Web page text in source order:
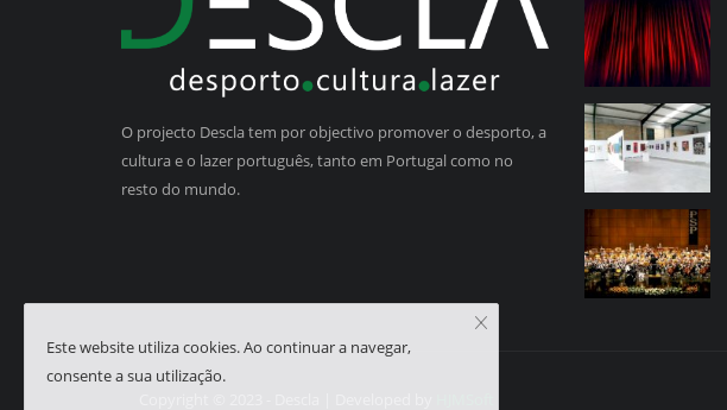
O projecto Descla tem por objectivo promover o desporto, a
cultura e o lazer português, tanto em Portugal como no
resto do mundo.
Este website utiliza cookies. Ao continuar a navegar,
consente a sua utilização.